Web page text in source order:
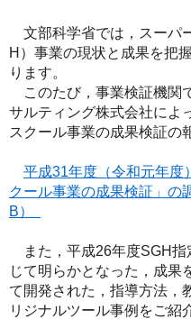
文部科学省では，スーパ
H）事業の現状と成果を把
ります。
このたび，事業検証機関
サルティング株式会社によ
スクール事業の成果検証の
平成31年度（令和元年度
クール事業の成果検証」の
B）
また，平成26年度SGH指
じて明らかとなった，成果
て開発された，指導方法，
リジナルツール事例をご紹